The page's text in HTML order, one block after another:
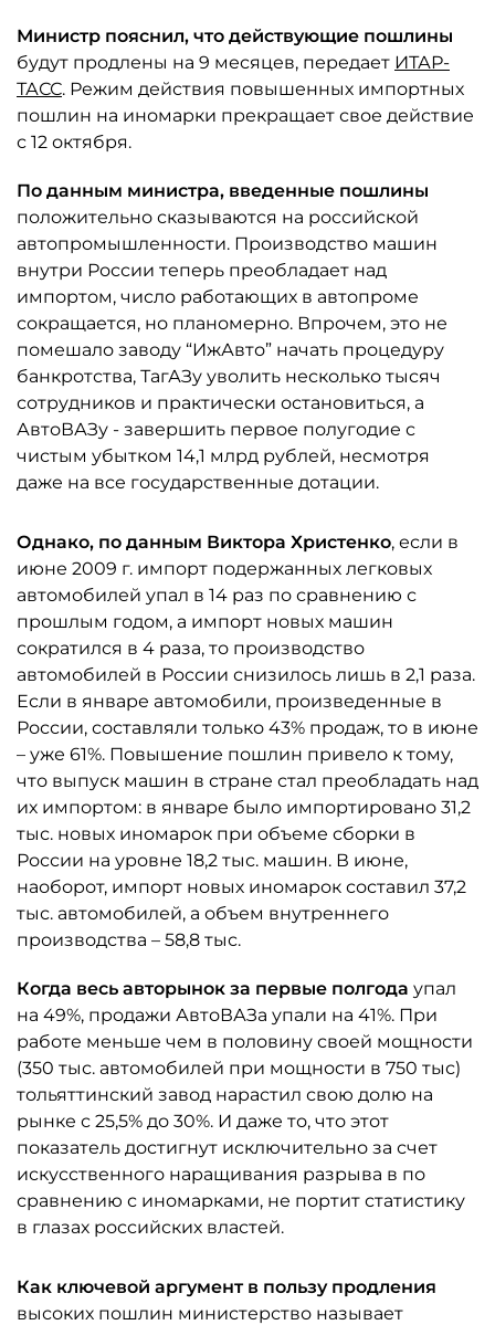
Министр пояснил, что действующие пошлины
будут продлены на 9 месяцев, передает ИТАР-
ТАСС. Режим действия повышенных импортных
пошлин на иномарки прекращает свое действие
с 12 октября.
По данным министра, введенные пошлины
положительно сказываются на российской
автопромышленности. Производство машин
внутри России теперь преобладает над
импортом, число работающих в автопроме
сокращается, но планомерно. Впрочем, это не
помешало заводу “ИжАвто” начать процедуру
банкротства, ТагАЗу уволить несколько тысяч
сотрудников и практически остановиться, а
АвтоВАЗу - завершить первое полугодие с
чистым убытком 14,1 млрд рублей, несмотря
даже на все государственные дотации.
Однако, по данным Виктора Христенко, если в
июне 2009 г. импорт подержанных легковых
автомобилей упал в 14 раз по сравнению с
прошлым годом, а импорт новых машин
сократился в 4 раза, то производство
автомобилей в России снизилось лишь в 2,1 раза.
Если в январе автомобили, произведенные в
России, составляли только 43% продаж, то в июне
– уже 61%. Повышение пошлин привело к тому,
что выпуск машин в стране стал преобладать над
их импортом: в январе было импортировано 31,2
тыс. новых иномарок при объеме сборки в
России на уровне 18,2 тыс. машин. В июне,
наоборот, импорт новых иномарок составил 37,2
тыс. автомобилей, а объем внутреннего
производства – 58,8 тыс.
Когда весь авторынок за первые полгода упал
на 49%, продажи АвтоВАЗа упали на 41%. При
работе меньше чем в половину своей мощности
(350 тыс. автомобилей при мощности в 750 тыс)
тольяттинский завод нарастил свою долю на
рынке с 25,5% до 30%. И даже то, что этот
показатель достигнут исключительно за счет
искусственного наращивания разрыва в по
сравнению с иномарками, не портит статистику
в глазах российских властей.
Как ключевой аргумент в пользу продления
высоких пошлин министерство называет